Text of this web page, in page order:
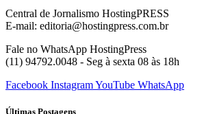
Central de Jornalismo HostingPRESS
E-mail: editoria@hostingpress.com.br
Fale no WhatsApp HostingPress
(11) 94792.0048 - Seg à sexta 08 às 18h
Facebook InstagramYouTube WhatsApp
Últimas Postagens